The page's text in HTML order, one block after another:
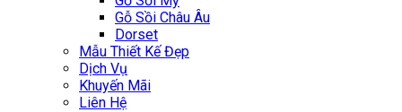
Gỗ Sồi Châu Âu
Dorset
Mẫu Thiết Kế Đẹp
Dịch Vụ
Khuyến Mãi
Liên Hệ